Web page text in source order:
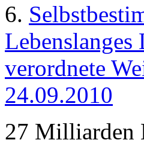
6.
verordnete
24.09.2010
27 Milliarden